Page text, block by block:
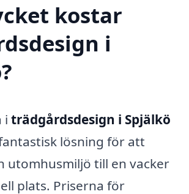
kostar
i
i trädgårdsdesign i Spjälkö
lösning för att
utomhusmiljö till en vacker
plats. Priserna för